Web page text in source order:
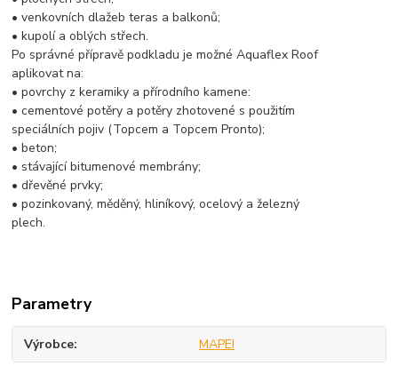
• venkovních dlažeb teras a balkonů;
• kupolí a oblých střech.
Po správné přípravě podkladu je možné Aquaflex Roof
aplikovat na:
• povrchy z keramiky a přírodního kamene:
• cementové potěry a potěry zhotovené s použitím
speciálních pojiv (Topcem a Topcem Pronto);
• beton;
• stávající bitumenové membrány;
• dřevěné prvky;
• pozinkovaný, měděný, hliníkový, ocelový a železný
plech.
Parametry
Výrobce MAPEI